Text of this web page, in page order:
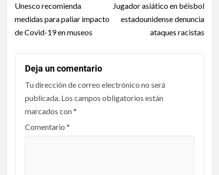
Unesco recomienda
medidas para paliar impacto
de Covid-19 en museos
Jugador asiático en béisbol
estadounidense denuncia
ataques racistas
Deja un comentario
Tu dirección de correo electrónico no será
publicada. Los campos obligatorios están
marcados con*
Comentario *